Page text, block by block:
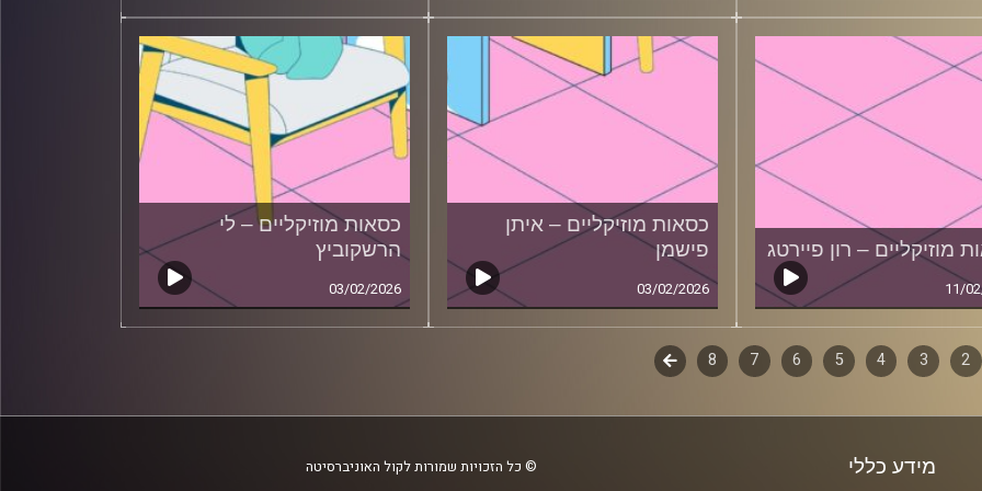
מוזיקליים – רון פיירטג
11/
כסאות מוזיקליים – איתן
פישמן
03/02/2026
כסאות מוזיקליים – לי
הרשקוביץ
03/02/2026
2
3
4
5
6
7
8
לשלב
מידע כללי © כל הזכויות שמורות לקול האוניברסיטה